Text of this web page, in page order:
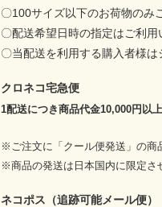
〇100サイズ以下のお荷物のみ
〇配送希望日時の指定はご利用
〇当配送を利用する購入者様
クロネコ宅急便
1配送につき商品代金10,000円以
※ご注文に「クール便発送」の商
※商品の発送は日本国内に限定さ
ネコポス（追跡可能メール便）